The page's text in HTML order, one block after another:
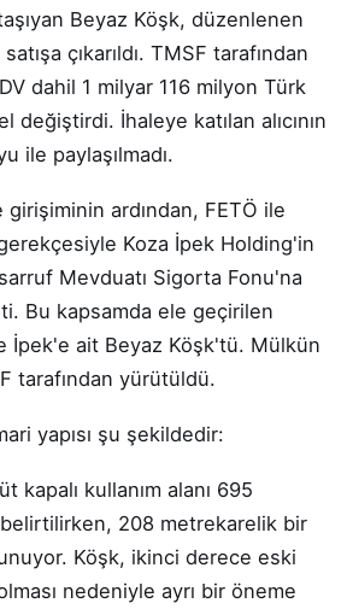
Beyaz Köşk, düzenlenen
çıkarıldı. TMSF tarafından
dahil 1 milyar 116 milyon Türk
değiştirdi. İhaleye katılan alıcının
ile paylaşılmadı.
girişiminin ardından, FETÖ ile
Koza İpek Holding'in
Mevduatı Sigorta Fonu'na
Bu kapsamda ele geçirilen
İpek'e ait Beyaz Köşk'tü. Mülkün
tarafından yürütüldü.
yapısı şu şekildedir:
kapalı kullanım alanı 695
208 metrekarelik bir
Köşk, ikinci derece eski
nedeniyle ayrı bir öneme